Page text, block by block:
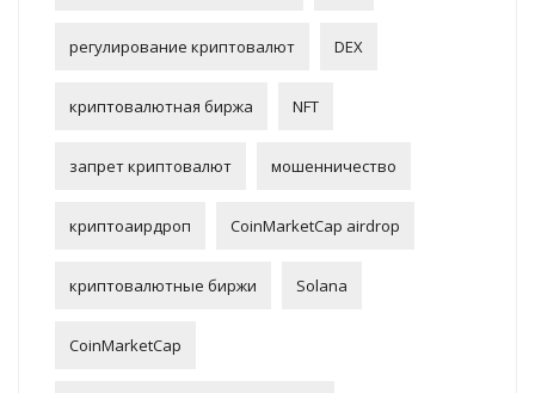
регулирование криптовалют DEX
криптовалютная биржа NFT
запрет криптовалют мошенничество
криптоаирдроп CoinMarketCap airdrop
криптовалютные биржи Solana
CoinMarketCap